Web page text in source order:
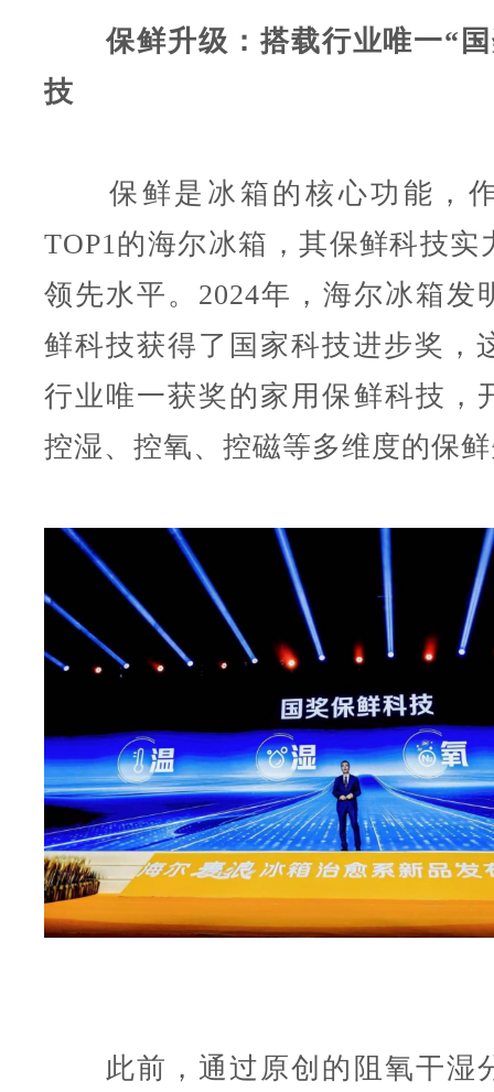
保鲜升级：搭载行业唯一“
技
保鲜是冰箱的核心功能，
TOP1的海尔冰箱，其保鲜科技实
领先水平。2024年，海尔冰箱发
鲜科技获得了国家科技进步奖，
行业唯一获奖的家用保鲜科技，
控湿、控氧、控磁等多维度的保
此前，通过原创的阻氧干湿